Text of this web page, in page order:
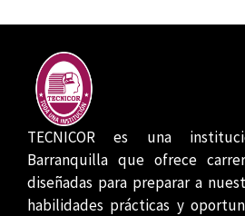
TECNICOR es una
Barranquilla que ofrece
diseñadas para preparar a
habilidades prácticas y